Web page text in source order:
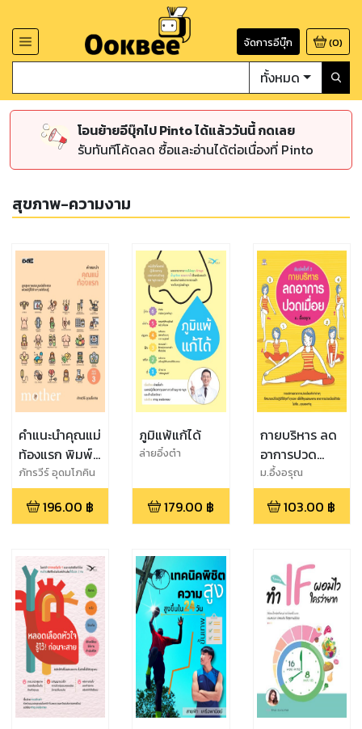
จัดการอีบุ๊ก (0)
ทั้งหมด
โอนย้ายอีบุ๊กไป Pinto ได้แล้ววันนี้ กดเลย
รับทันทีโค้ดลด ซื้อและอ่านได้ต่อเนื่องที่ Pinto
สุขภาพ-ความงาม
คำแนะนำคุณแม่
ท้องแรก พิมพ์
ครั้งที่ 3
ภัทรวีร์ อุดมโภคิน
196.00 ฿
ภูมิแพ้แก้ได้
ล่ายอิ๋งต๋า
179.00 ฿
กายบริหาร ลด
อาการปวด
เมื่อย
ม.อึ้งอรุณ
103.00 ฿